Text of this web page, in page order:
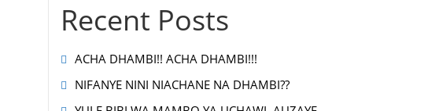
Recent Posts
ACHA DHAMBI!! ACHA DHAMBI!!!
NIFANYE NINI NIACHANE NA DHAMBI??